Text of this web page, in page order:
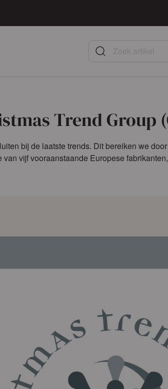
Zoek artikel
Trend Group
bij de laatste trends. Dit bereiken we
vijf vooraanstaande Europese